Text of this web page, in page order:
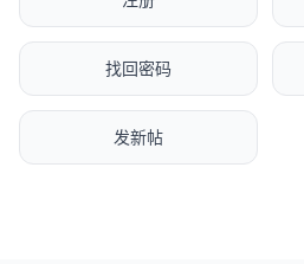
找回密码
发新帖